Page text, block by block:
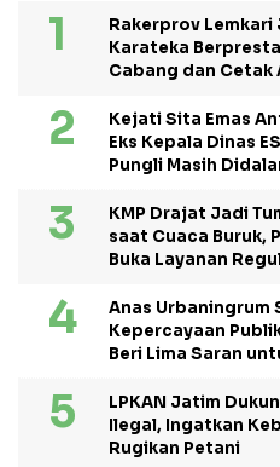
Rakerprov
Karateka
Cabang dan
Kejati Sita Emas
Eks Kepala Dinas
Pungli Masih
KMP Drajat Jadi
saat Cuaca Buruk,
Buka Layanan
Anas Urbaningrum
Kepercayaan
Beri Lima Saran
LPKAN Jatim
Ilegal, Ingatkan
Rugikan Petani